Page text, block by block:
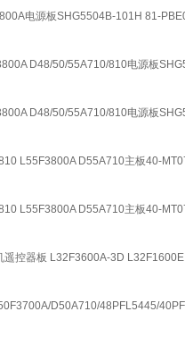
电源板SHG5504B-101H 81-
D48/50/55A710/810电源板
D48/50/55A710/810电源板
L55F3800A D55A710主板40-
L55F3800A D55A710主板40-
遥控器板 L32F3600A-3D L32F1600E
D50A710/48PFL5445/